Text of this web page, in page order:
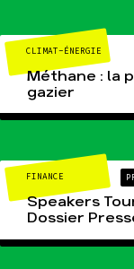
CLIMAT-ÉNERGIE
Méthane : la
gazier
FINANCE
Speakers
Dossier